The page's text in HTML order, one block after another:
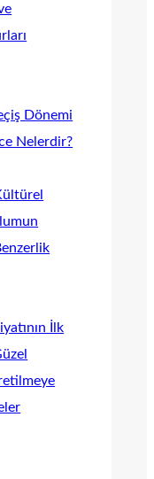
Dönemi
Nelerdir?
İlk